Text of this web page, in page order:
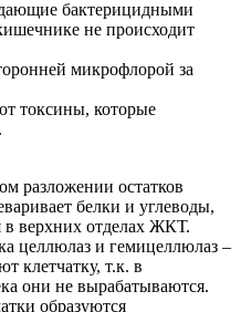
бактерицидными
не происходит
микрофлорой за
токсины, которые
разложении остатков
белки и углеводы,
в верхних отделах ЖКТ.
целлюлаз и гемицеллюлаз –
клетчатку, т.к. в
они не вырабатываются.
образуются